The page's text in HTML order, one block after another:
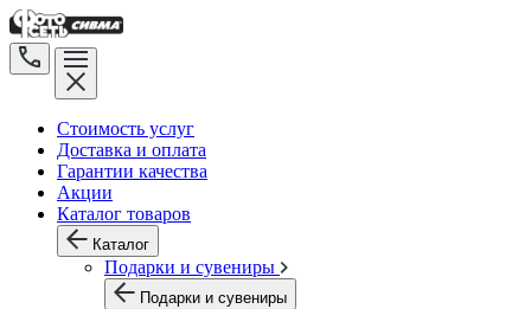
Стоимость услуг
Доставка и оплата
Гарантии качества
Акции
Каталог товаров
Каталог
Подарки и сувениры
Подарки и сувениры